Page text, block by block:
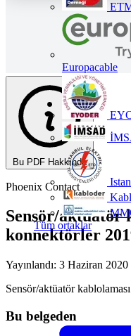
Europacable
Tüm ortaklar
Bu PDF Hakkında
Phoenix Contact
Sensör/aktüatör
konnektörler
Yayınlandı: 3 Haziran 2020
Sensör/aktüatör
Bu belgeden